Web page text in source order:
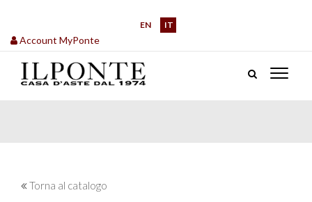
EN IT
Account MyPonte
Torna al catalogo